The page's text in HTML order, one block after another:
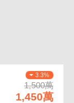
3.3%
1,500萬
1,450萬